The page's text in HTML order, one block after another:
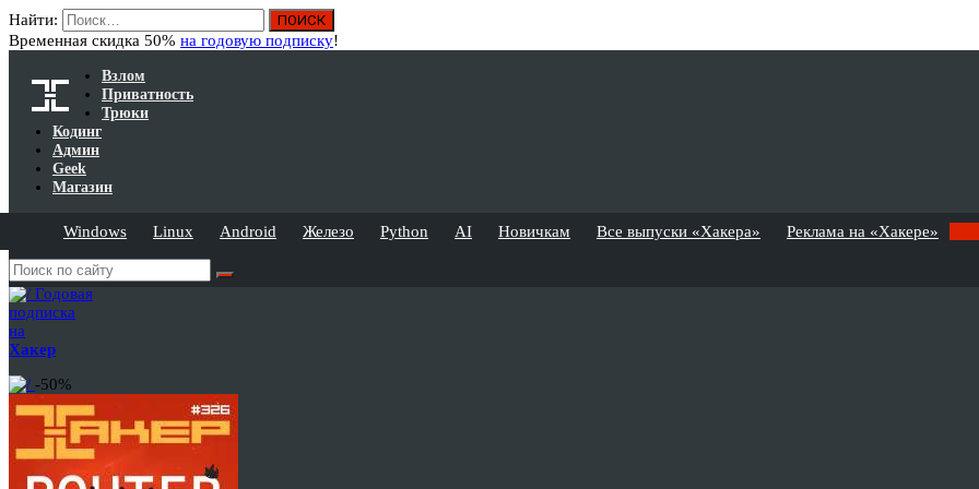
Найти:
Временная скидка 50% на годовую подписку!
Взлом
Приватность
Трюки
Кодинг
Админ
Geek
Магазин
Windows Linux Android Железо Python AI Новичкам Все выпуски «Хакера» Реклама на «Хакере»
Годовая
подписка
на
Хакер
-50%